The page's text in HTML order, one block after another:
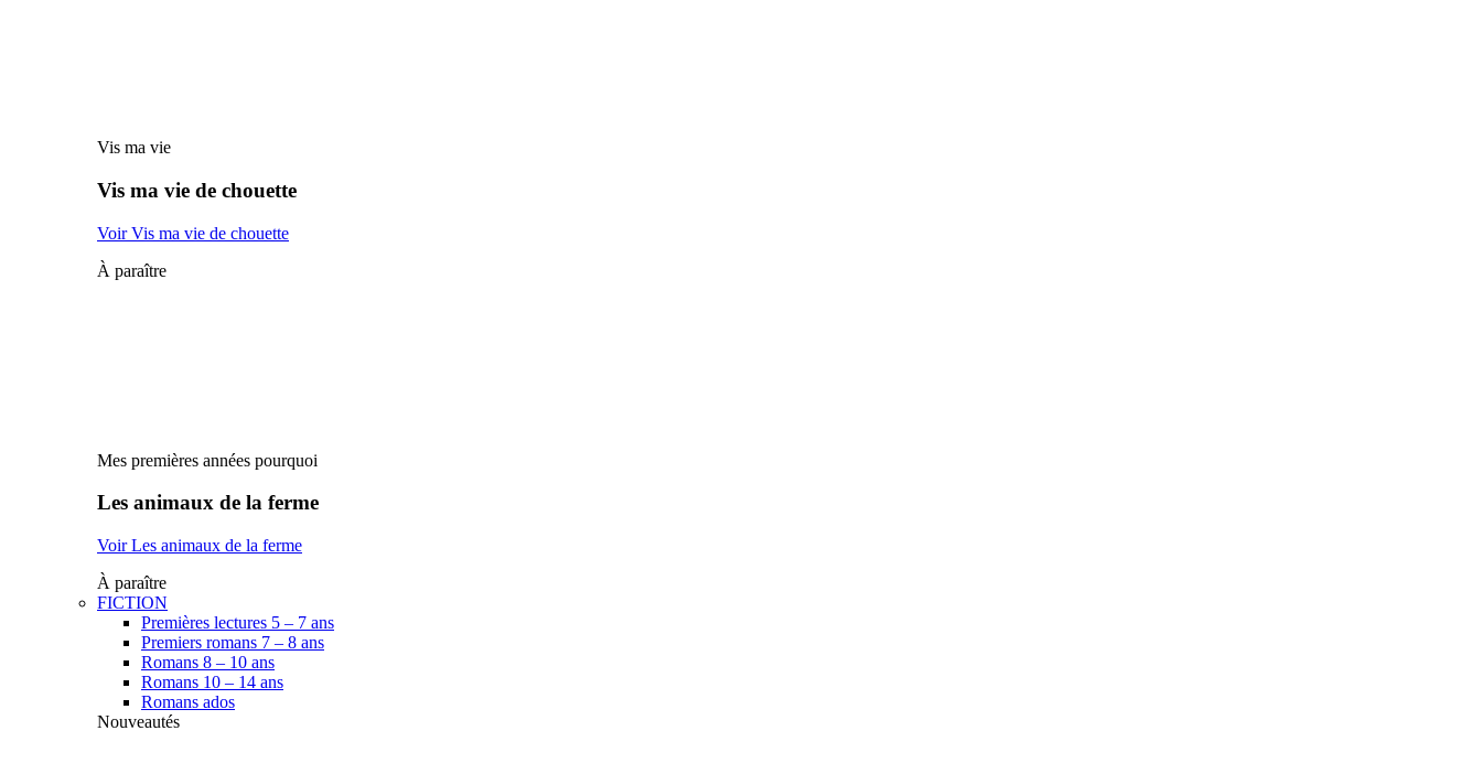
Vis ma vie
Vis ma vie de chouette
Voir Vis ma vie de chouette
À paraître
Mes premières années pourquoi
Les animaux de la ferme
Voir Les animaux de la ferme
À paraître
FICTION
Premières lectures 5 – 7 ans
Premiers romans 7 – 8 ans
Romans 8 – 10 ans
Romans 10 – 14 ans
Romans ados
Nouveautés